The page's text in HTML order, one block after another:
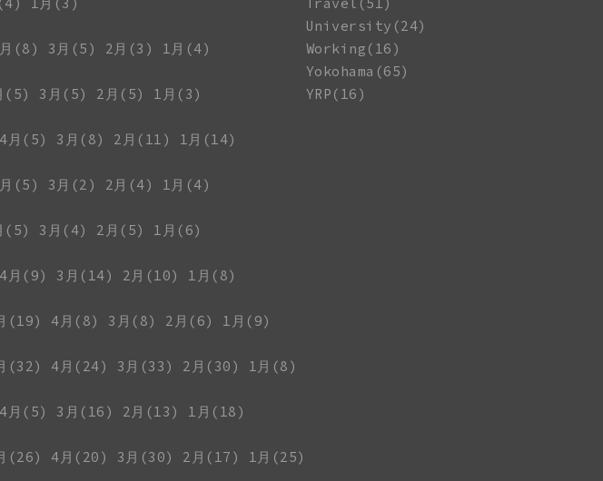
(8) 3月(5) 2月(3)
1月(4)
(5) 3月(5) 2月(5)
1月(3)
4月(5) 3月(8) 2月(11)
1月(14)
(5) 3月(2) 2月(4)
1月(4)
(5) 3月(4) 2月(5)
1月(6)
4月(9) 3月(14) 2月(10)
1月(8)
(19) 4月(8) 3月(8) 2月(6)
1月(9)
(32) 4月(24) 3月(33) 2月(30)
1月(8)
4月(5) 3月(16) 2月(13)
1月(18)
(26) 4月(20) 3月(30) 2月(17)
1月(25)
University(24)
Working(16)
Yokohama(65)
YRP(16)